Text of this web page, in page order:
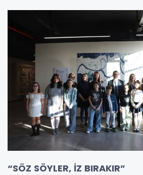
“SÖZ SÖYLER, İZ BIRAKIR”